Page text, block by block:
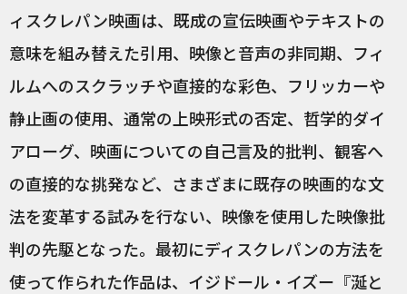
ィスクレパン映画は、既成の宣伝映画やテキストの
意味を組み替えた引用、映像と音声の非同期、フィ
ルムへのスクラッチや直接的な彩色、フリッカーや
静止画の使用、通常の上映形式の否定、哲学的ダイ
アローグ、映画についての自己言及的批判、観客へ
の直接的な挑発など、さまざまに既存の映画的な文
法を変革する試みを行ない、映像を使用した映像批
判の先駆となった。最初にディスクレパンの方法を
使って作られた作品は、イジドール・イズー『涎と